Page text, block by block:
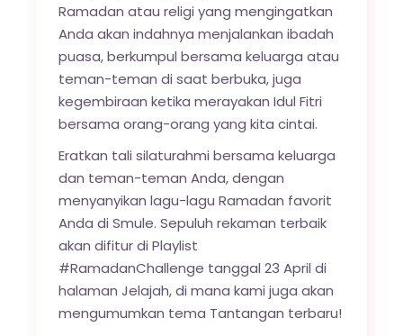
Ramadan atau religi yang mengingatkan
Anda akan indahnya menjalankan ibadah
puasa, berkumpul bersama keluarga atau
teman-teman di saat berbuka, juga
kegembiraan ketika merayakan Idul Fitri
bersama orang-orang yang kita cintai.
Eratkan tali silaturahmi bersama keluarga
dan teman-teman Anda, dengan
menyanyikan lagu-lagu Ramadan favorit
Anda di Smule. Sepuluh rekaman terbaik
akan difitur di Playlist
#RamadanChallenge tanggal 23 April di
halaman Jelajah, di mana kami juga akan
mengumumkan tema Tantangan terbaru!